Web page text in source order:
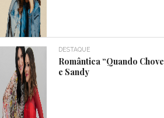
DESTAQUE
Romântica “Quando
e Sandy